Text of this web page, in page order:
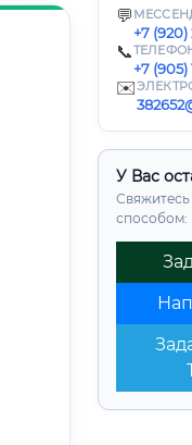
💬
+7 (920)
📞
+7 (905)
✉️
У Вас
способом: